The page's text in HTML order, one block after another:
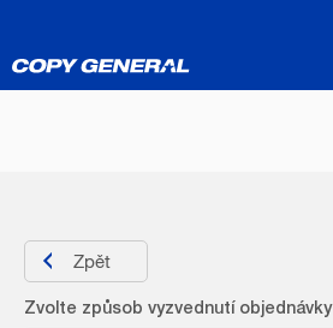
Zpět
Zvolte způsob vyzvednutí objednávky